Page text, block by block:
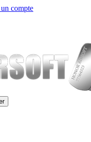
compte